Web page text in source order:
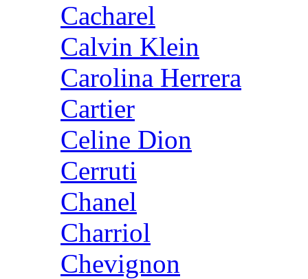
Cacharel
Calvin Klein
Carolina Herrera
Cartier
Celine Dion
Cerruti
Chanel
Charriol
Chevignon